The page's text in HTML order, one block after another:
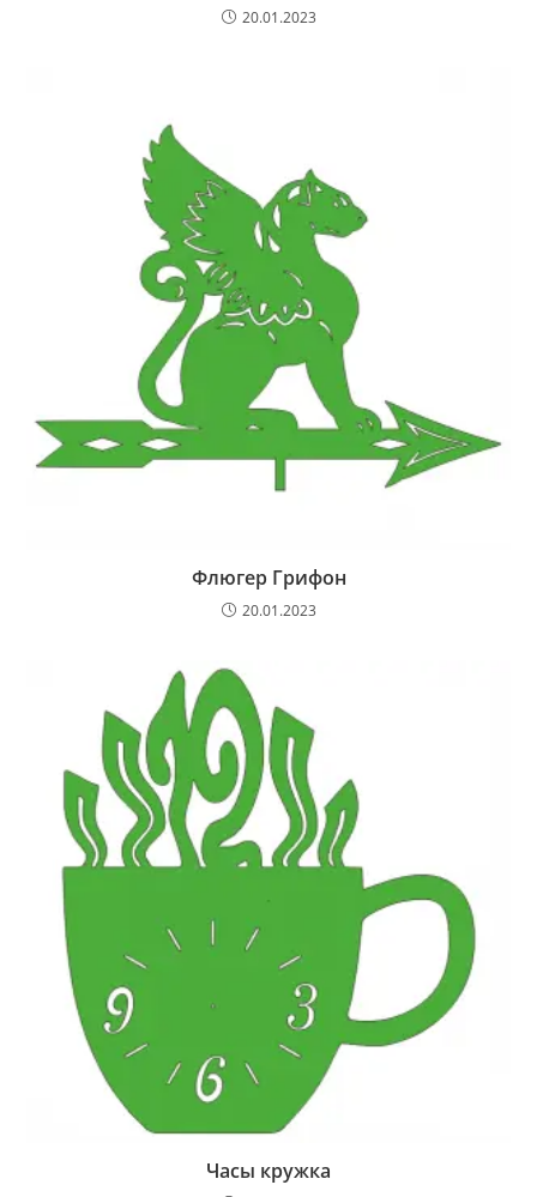
20.01.2023
Флюгер Грифон
20.01.2023
Часы кружка